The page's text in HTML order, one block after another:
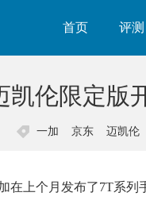
首页 评测
凯伦限定版
一加 京东 迈凯伦
在上个月发布了7T系列